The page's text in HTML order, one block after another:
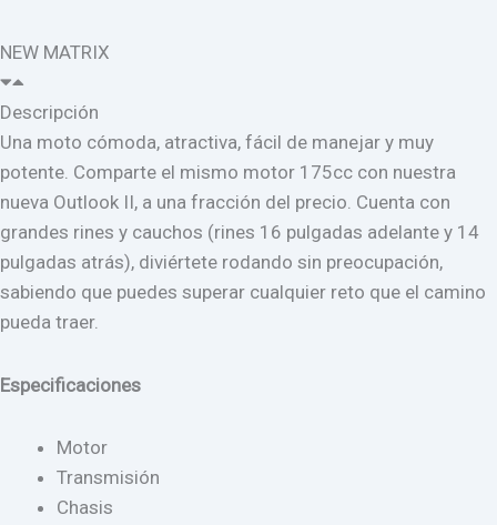
NEW MATRIX
Descripción
Una moto cómoda, atractiva, fácil de manejar y muy
potente. Comparte el mismo motor 175cc con nuestra
nueva Outlook II, a una fracción del precio. Cuenta con
grandes rines y cauchos (rines 16 pulgadas adelante y 14
pulgadas atrás), diviértete rodando sin preocupación,
sabiendo que puedes superar cualquier reto que el camino
pueda traer.
Especificaciones
Motor
Transmisión
Chasis